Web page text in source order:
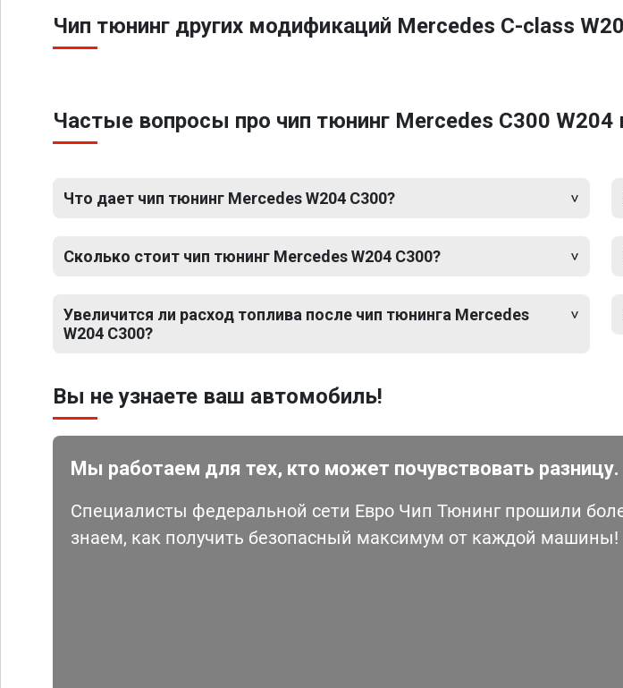
Чип тюнинг других модификаций Mercedes C-class
Частые вопросы про чип тюнинг Mercedes C300
Что дает чип тюнинг Mercedes W204 C300?
Сколько стоит чип тюнинг Mercedes W204 C300?
Увеличится ли расход топлива после чип тюнинга Mercedes
W204 C300?
Вы не узнаете ваш автомобиль!
Мы работаем для тех, кто может почувствовать разницу.
Специалисты федеральной сети Евро Чип Тюнинг прошили
знаем, как получить безопасный максимум от каждой машины!